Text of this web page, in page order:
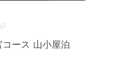
ース 山小屋泊